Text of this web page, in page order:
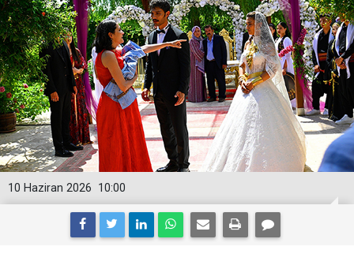
10:00
10 Haziran 2026